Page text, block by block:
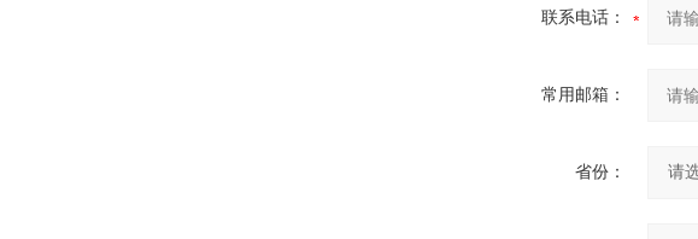
联系电话：
常用邮箱：
省份：